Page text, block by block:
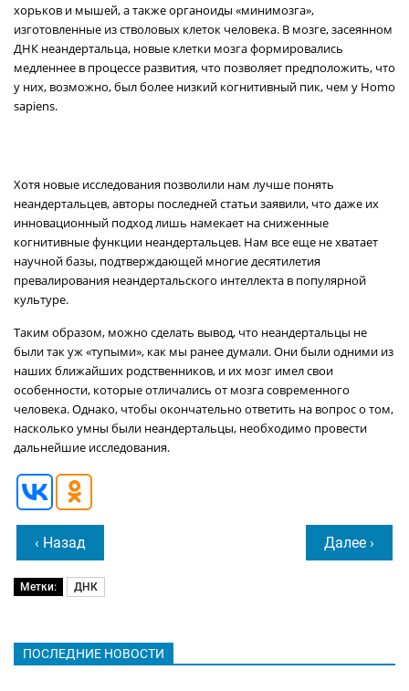
хорьков и мышей, а также органоиды «минимозга»,
изготовленные из стволовых клеток человека. В мозге, засеянном
ДНК неандертальца, новые клетки мозга формировались
медленнее в процессе развития, что позволяет предположить, что
у них, возможно, был более низкий когнитивный пик, чем у Homo
sapiens.
Хотя новые исследования позволили нам лучше понять
неандертальцев, авторы последней статьи заявили, что даже их
инновационный подход лишь намекает на сниженные
когнитивные функции неандертальцев. Нам все еще не хватает
научной базы, подтверждающей многие десятилетия
превалирования неандертальского интеллекта в популярной
культуре.
Таким образом, можно сделать вывод, что неандертальцы не
были так уж «тупыми», как мы ранее думали. Они были одними из
наших ближайших родственников, и их мозг имел свои
особенности, которые отличались от мозга современного
человека. Однако, чтобы окончательно ответить на вопрос о том,
насколько умны были неандертальцы, необходимо провести
дальнейшие исследования.
‹ Назад Далее ›
Метки: ДНК
ПОСЛЕДНИЕ НОВОСТИ